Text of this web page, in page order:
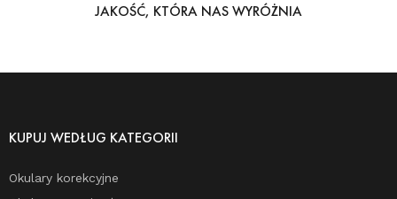
JAKOŚĆ, KTÓRA NAS WYRÓŻNIA
KUPUJ WEDŁUG KATEGORII
Okulary korekcyjne